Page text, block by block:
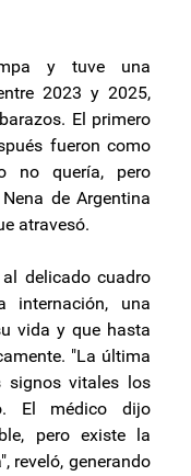
y tuve una
2023 y 2025,
El primero
fueron como
no quería, pero
de Argentina
atravesó.
delicado cuadro
internación, una
vida y que hasta
"La última
vitales los
El médico dijo
pero existe la
reveló, generando